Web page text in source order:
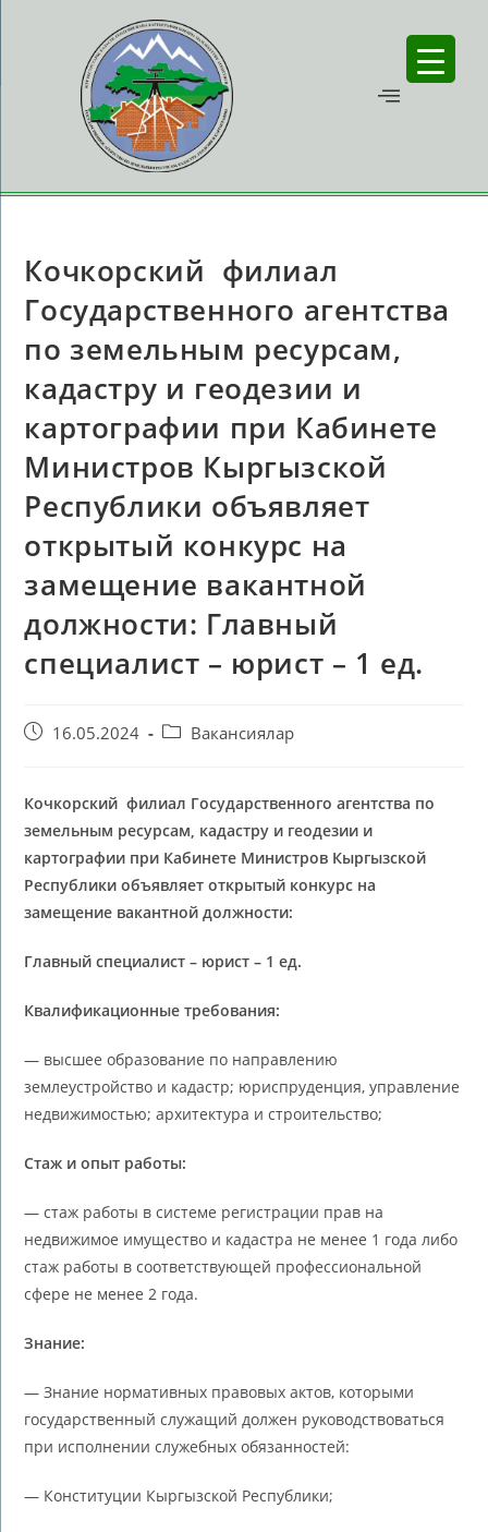
Кочкорский филиал
Государственного агентства
по земельным ресурсам,
кадастру и геодезии и
картографии при Кабинете
Министров Кыргызской
Республики объявляет
открытый конкурс на
замещение вакантной
должности: Главный
специалист – юрист – 1 ед.
16.05.2024 Вакансиялар
Кочкорский филиал Государственного агентства по
земельным ресурсам, кадастру и геодезии и
картографии при Кабинете Министров Кыргызской
Республикиобъявляет открытый конкурс на
замещение вакантной должности:
Главный специалист – юрист – 1 ед.
Квалификационные требования:
— высшее образование по направлению
землеустройство и кадастр; юриспруденция, управление
недвижимостью; архитектура и строительство;
Стаж и опыт работы:
— стаж работы в системе регистрации прав на
недвижимое имущество и кадастра не менее 1 года либо
стаж работы в соответствующей профессиональной
сфере не менее 2 года.
Знание:
— Знание нормативных правовых актов, которыми
государственный служащий должен руководствоваться
при исполнении служебных обязанностей:
— Конституции Кыргызской Республики;